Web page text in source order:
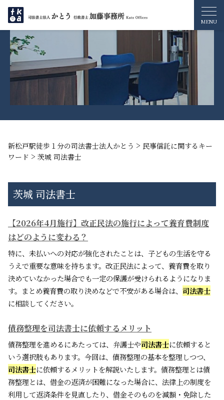
新松戸駅徒歩１分の司法書士法人かとう > 民事信託に関するキー
ワード > 茨城 司法書士
茨城 司法書士
【2026年4月施行】改正民法の施行によって養育費制度
はどのように変わる？
特に、未払いへの対応が強化されたことは、子どもの生活を守る
うえで重要な意味を持ちます。改正民法によって、養育費を取り
決めていなかった場合でも一定の保護が受けられるようになりま
す。まとめ養育費の取り決めなどで不安がある場合は、 司法書士
に相談してください。
債務整理を司法書士に依頼するメリット
債務整理を進めるにあたっては、弁護士や司法書士に依頼すると
いう選択肢もあります。今回は、債務整理の基本を整理しつつ、
司法書士に依頼するメリットを解説いたします。債務整理とは債
務整理とは、借金の返済が困難になった場合に、法律上の制度を
利用して返済条件を見直したり、借金そのものを減額・免除した